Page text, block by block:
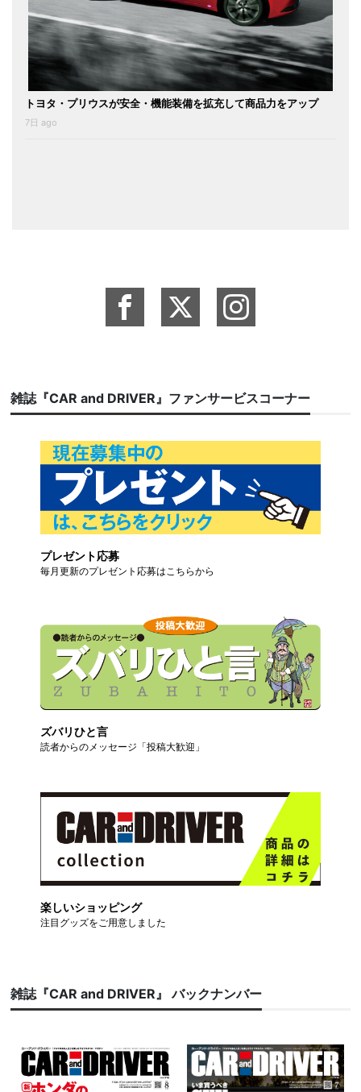
トヨタ・プリウスが安全・機能装備を拡充して商品力をアップ
7日 ago
雑誌『CAR and DRIVER』ファンサービスコーナー
プレゼント応募
毎月更新のプレゼント応募はこちらから
ズバリひと言
読者からのメッセージ「投稿大歓迎」
楽しいショッピング
注目グッズをご用意しました
雑誌『CAR and DRIVER』 バックナンバー